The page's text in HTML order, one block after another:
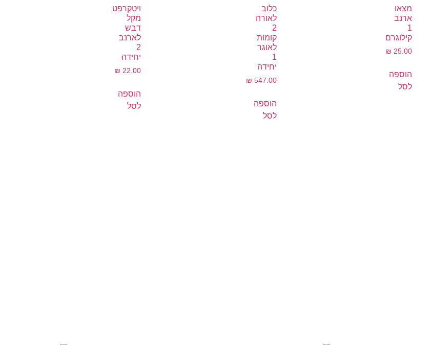
מצאו
ארנב
1
קילוגרם
₪ 25.00
הוספה
לסל
כלוב
לאורה
2
קומות
לאוגר
1
יחידה
₪ 547.00
הוספה
לסל
ויטקרפט
מקל
דבש
לארנב
2
יחידה
₪ 22.00
הוספה
לסל